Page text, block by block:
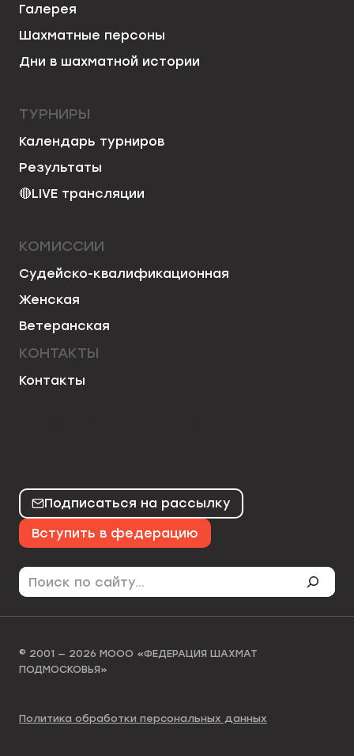
Галерея
Шахматные персоны
Дни в шахматной истории
ТУРНИРЫ
Календарь турниров
Результаты
🔴LIVE трансляции
КОМИССИИ
Судейско-квалификационная
Женская
Ветеранская
КОНТАКТЫ
Контакты
Подписаться на рассылку
Вступить в федерацию
Поиск
© 2001 — 2026 МООО «ФЕДЕРАЦИЯ ШАХМАТ
ПОДМОСКОВЬЯ»
Политика обработки персональных данных